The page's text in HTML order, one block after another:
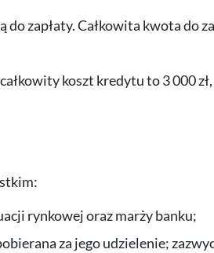
zapłaty. Całkowita kwota do
koszt kredytu to 3 000
rynkowej oraz marży banku;
za jego udzielenie;